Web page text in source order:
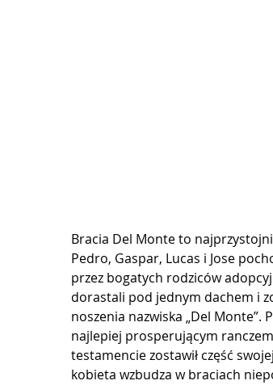
Bracia Del Monte to
Pedro, Gaspar, Lucas i Jose
przez bogatych rodziców
dorastali pod jednym dachem i
noszenia nazwiska „Del Monte”.
najlepiej prosperującym
testamencie zostawił część
kobieta wzbudza w braciach